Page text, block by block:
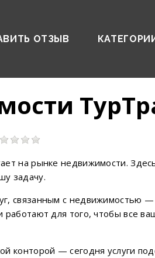
ОТЗЫВ
на рынке недвижимости.
задачу.
связанным с недвижимостью
работают для того, чтобы все
конторой — сегодня услуги